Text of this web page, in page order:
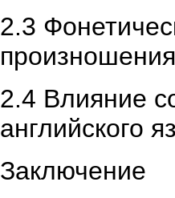
2.3
произношения
2.4 Влияние
английского
Заключение